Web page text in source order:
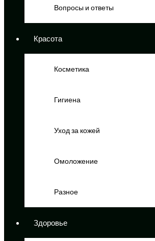
Вопросы и ответы
Красота
Косметика
Гигиена
Уход за кожей
Омоложение
Разное
Здоровье